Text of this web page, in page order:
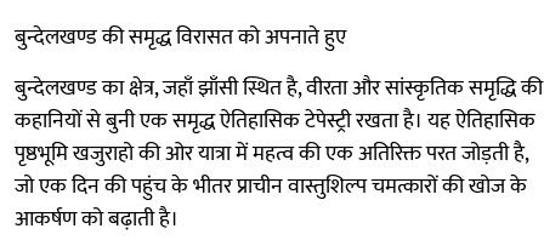
बुन्देलखण्ड की समृद्ध विरासत को अपनाते हुए
बुन्देलखण्ड का क्षेत्र, जहाँ झाँसी स्थित है, वीरता और सांस्कृतिक समृद्धि की
कहानियों से बुनी एक समृद्ध ऐतिहासिक टेपेस्ट्री रखता है। यह ऐतिहासिक
पृष्ठभूमि खजुराहो की ओर यात्रा में महत्व की एक अतिरिक्त परत जोड़ती है,
जो एक दिन की पहुंच के भीतर प्राचीन वास्तुशिल्प चमत्कारों की खोज के
आकर्षण को बढ़ाती है।